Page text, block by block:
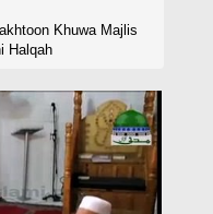
Khuwa Majlis
Halqah